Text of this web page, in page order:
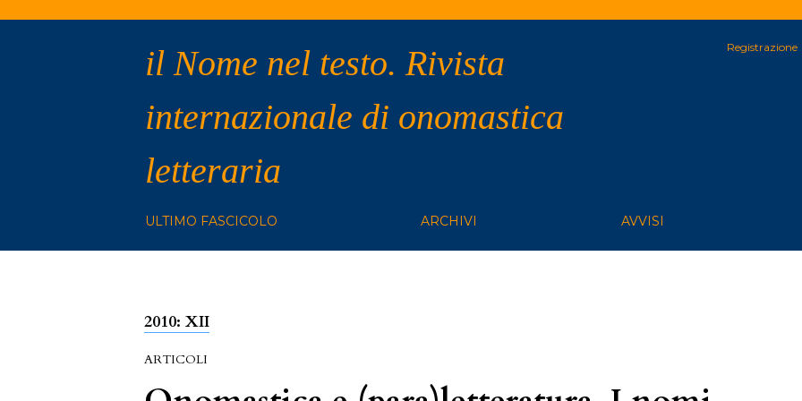
il Nome nel testo. Rivista
internazionale di onomastica
letteraria
Registrazione
ULTIMO FASCICOLO ARCHIVI AVVISI
2010: XII
ARTICOLI